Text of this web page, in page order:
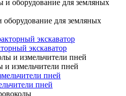
для земляных
экскаватор
и измельчители пней
пней